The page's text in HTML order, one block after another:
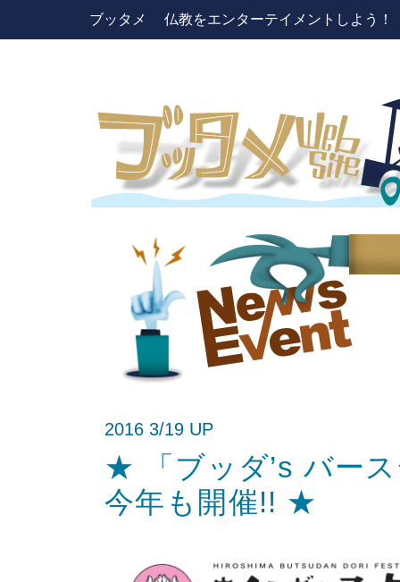
ブッタメ 仏教をエンターテイメントしよう
2016 3/19 UP
★ 「ブッダ’s バー
今年も開催!! ★